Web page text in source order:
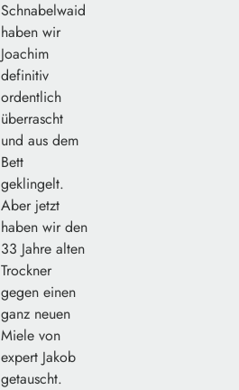
Schnabelwaid
haben wir
Joachim
definitiv
ordentlich
überrascht
und aus dem
Bett
geklingelt.
Aber jetzt
haben wir den
33 Jahre alten
Trockner
gegen einen
ganz neuen
Miele von
expert Jakob
getauscht.